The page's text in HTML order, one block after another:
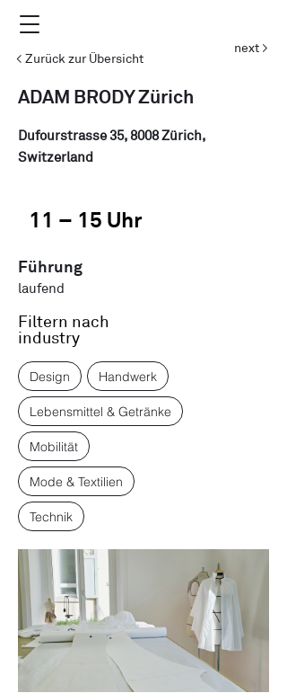
< Zurück zur Übersicht
next >
ADAM BRODY Zürich
Dufourstrasse 35, 8008 Zürich,
Switzerland
11 – 15 Uhr
Führung
laufend
Filtern nach
industry
Design Handwerk
Lebensmittel & Getränke
Mobilität
Mode & Textilien
Technik